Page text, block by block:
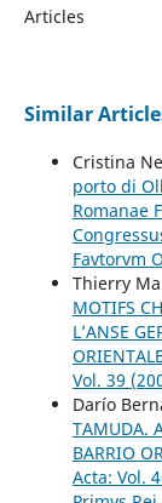
Articles
Similar
Cristina
porto di
Romanae
Favtorvm
Thierry
MOTIFS
L’ANSE
Vol. 39
Darío
TAMUDA.
BARRIO
Acta: Vol.